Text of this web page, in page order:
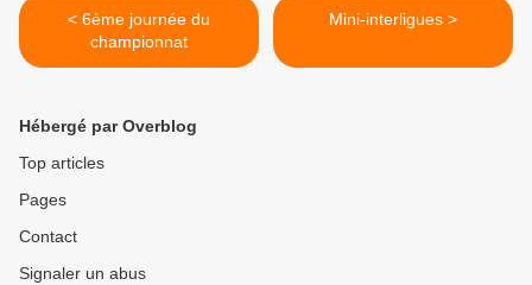
< 6ème journée du
championnat
Mini-interligues >
Hébergé par Overblog
Top articles
Pages
Contact
Signaler un abus